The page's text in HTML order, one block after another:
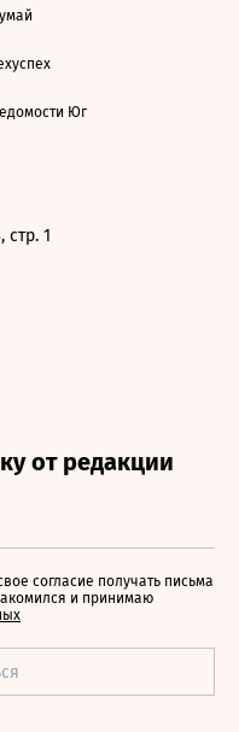
Юг
стр. 1
согласие получать письма
и принимаю